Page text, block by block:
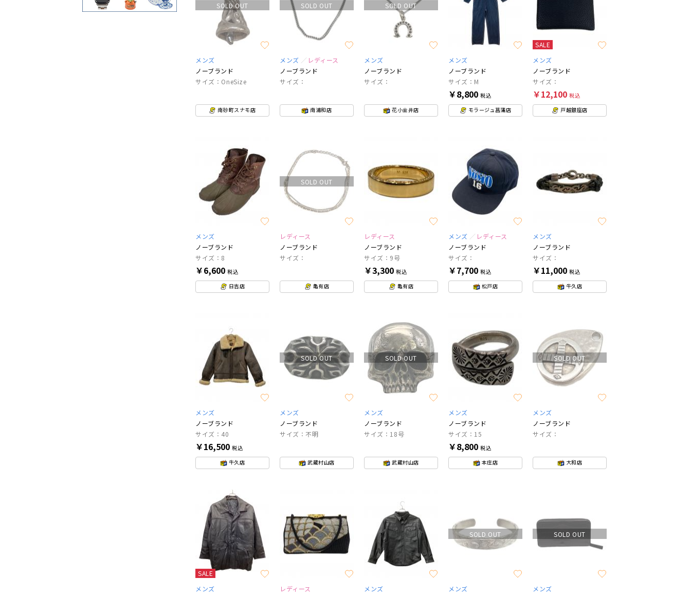
SOLD OUT
メンズ
ノーブランド
サイズ：OneSize
南砂町スナモ店
SOLD OUT
メンズ
レディース
ノーブランド
サイズ：
南浦和店
SOLD OUT
メンズ
ノーブランド
サイズ：
花小金井店
メンズ
ノーブランド
サイズ：M
￥8,800 税込
モラージュ菖蒲店
SALE
メンズ
ノーブランド
サイズ：
￥12,100 税込
戸越銀座店
メンズ
ノーブランド
サイズ：8
￥6,600 税込
日吉店
SOLD OUT
レディース
ノーブランド
サイズ：
亀有店
レディース
ノーブランド
サイズ：9号
￥3,300 税込
亀有店
メンズ
レディース
ノーブランド
サイズ：
￥7,700 税込
松戸店
メンズ
ノーブランド
サイズ：
￥11,000 税込
牛久店
メンズ
ノーブランド
サイズ：40
￥16,500 税込
牛久店
SOLD OUT
メンズ
ノーブランド
サイズ：不明
武蔵村山店
SOLD OUT
メンズ
ノーブランド
サイズ：18号
武蔵村山店
メンズ
ノーブランド
サイズ：15
￥8,800 税込
本庄店
SOLD OUT
メンズ
ノーブランド
サイズ：
大和店
SALE
メンズ
レディース
メンズ
SOLD OUT
メンズ
SOLD OUT
メンズ